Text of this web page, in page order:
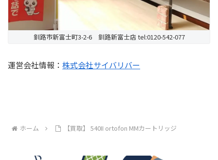
釧路市新富士町3-2-6 釧路新富士店 tel:0120-542-077
運営会社情報： 株式会社サイバリバー
ホーム 【買取】 540II ortofon MMカートリッジ